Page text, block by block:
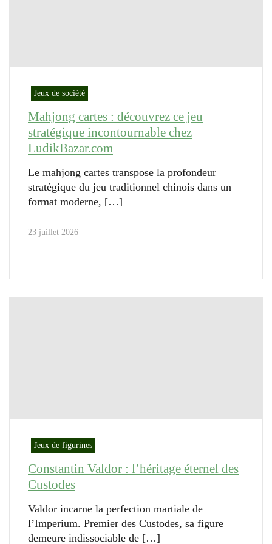
Jeux de société
Mahjong cartes : découvrez ce jeu
stratégique incontournable chez
LudikBazar.com
Le mahjong cartes transpose la profondeur
stratégique du jeu traditionnel chinois dans un
format moderne,
23 juillet 2026
Jeux de figurines
Constantin Valdor : l’héritage éternel des
Custodes
Valdor incarne la perfection martiale de
l’Imperium. Premier des Custodes, sa figure
demeure indissociable de